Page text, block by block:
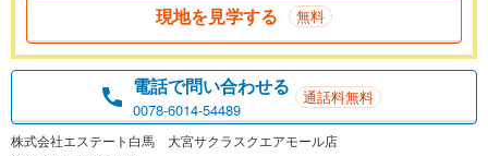
現地を見学する 無料
電話で問い合わせる
0078-6014-54489
通話料無料
株式会社エステート白馬 大宮サクラスクエアモール店